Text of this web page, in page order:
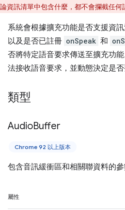
論資訊清單中包含什麼，都不會攔截任何
系統會根據擴充功能是否支援資
以及是否已註冊 onSpeak 和
否將特定語音要求傳送至擴充功
法接收語音要求，並動態決定是否
類型
AudioBuffer
Chrome 92 以上版本
包含音訊緩衝區和相關聯資料的參
屬性